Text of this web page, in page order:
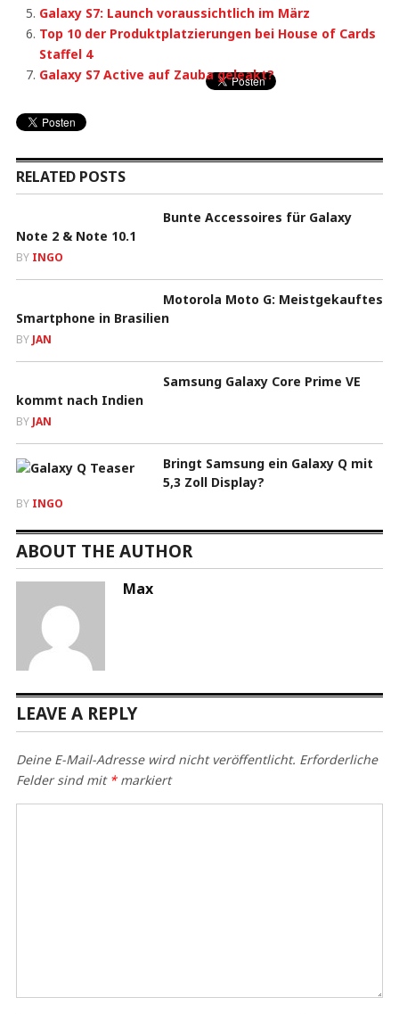
Galaxy S7: Launch voraussichtlich im März
Top 10 der Produktplatzierungen bei House of Cards
Staffel 4
Galaxy S7 Active auf Zauba geleakt?
RELATED POSTS
Bunte Accessoires für Galaxy
Note 2 & Note 10.1
BY INGO
Motorola Moto G: Meistgekauftes
Smartphone in Brasilien
BY JAN
Samsung Galaxy Core Prime VE
kommt nach Indien
BY JAN
Bringt Samsung ein Galaxy Q mit
5,3 Zoll Display?
BY INGO
ABOUT THE AUTHOR
Max
LEAVE A REPLY
Deine E-Mail-Adresse wird nicht veröffentlicht. Erforderliche
Felder sind mit *markiert